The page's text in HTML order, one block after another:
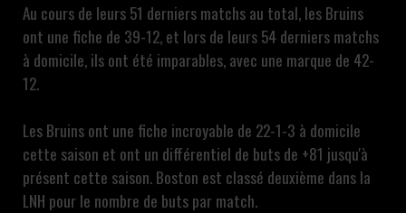
Au cours de leurs 51 derniers matchs au total, les Bruins
ont une fiche de 39-12, et lors de leurs 54 derniers matchs
à domicile, ils ont été imparables, avec une marque de 42-
12.
Les Bruins ont une fiche incroyable de 22-1-3 à domicile
cette saison et ont un différentiel de buts de +81 jusqu'à
présent cette saison. Boston est classé deuxième dans la
LNH pour le nombre de buts par match.